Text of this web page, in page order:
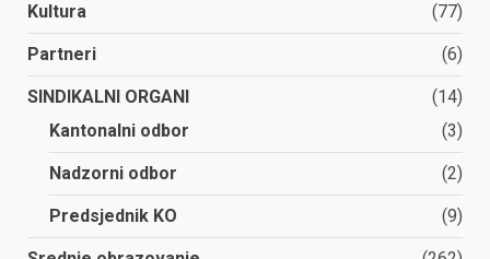
Kultura (77)
Partneri (6)
SINDIKALNI ORGANI
(14)
Kantonalni odbor
(3)
Nadzorni odbor (2)
Predsjednik KO (9)